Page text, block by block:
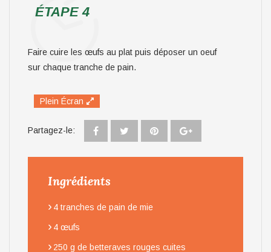
ÉTAPE 4
Faire cuire les œufs au plat puis déposer un oeuf
sur chaque tranche de pain.
Plein Écran
Partagez-le:
Ingrédients
› 4 tranches de pain de mie
› 4 œufs
› 250 g de betteraves rouges cuites